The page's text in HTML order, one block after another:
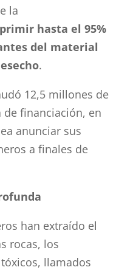
la
hasta el 95%
del material
.
12,5 millones de
financiación, en
anunciar sus
a finales de
han extraído el
rocas, los
llamados